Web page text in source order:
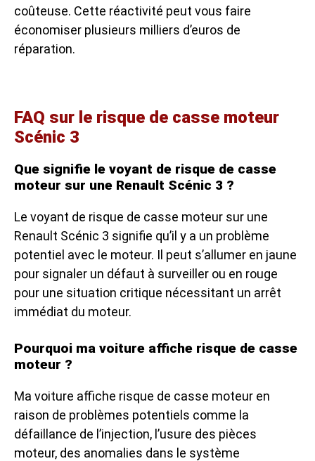
coûteuse. Cette réactivité peut vous faire
économiser plusieurs milliers d’euros de
réparation.
FAQ sur le risque de casse moteur
Scénic 3
Que signifie le voyant de risque de casse
moteur sur une Renault Scénic 3 ?
Le voyant de risque de casse moteur sur une
Renault Scénic 3 signifie qu’il y a un problème
potentiel avec le moteur. Il peut s’allumer en jaune
pour signaler un défaut à surveiller ou en rouge
pour une situation critique nécessitant un arrêt
immédiat du moteur.
Pourquoi ma voiture affiche risque de casse
moteur ?
Ma voiture affiche risque de casse moteur en
raison de problèmes potentiels comme la
défaillance de l’injection, l’usure des pièces
moteur, des anomalies dans le système